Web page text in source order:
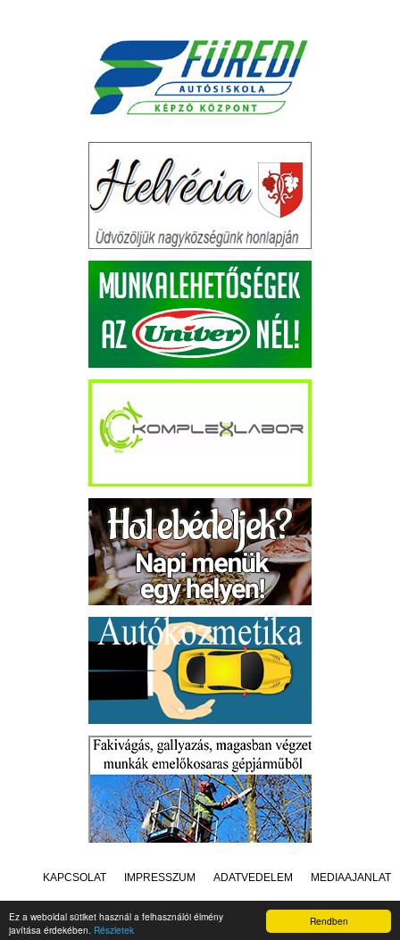
Rendben
Ez a weboldal sütiket használ a felhasználói élmény
javítása érdekében. Részletek
KAPCSOLAT IMPRESSZUM ADATVÉDELEM MÉDIAAJÁNLAT
Készítette:Raster Studio